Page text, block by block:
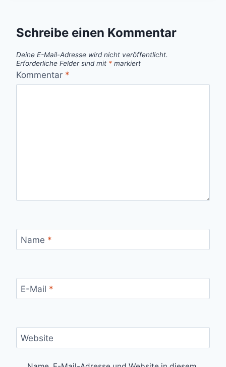
Schreibe einen Kommentar
Deine E-Mail-Adresse wird nicht veröffentlicht.
Erforderliche Felder sind mit * markiert
Kommentar *
Name *
E-Mail *
Website